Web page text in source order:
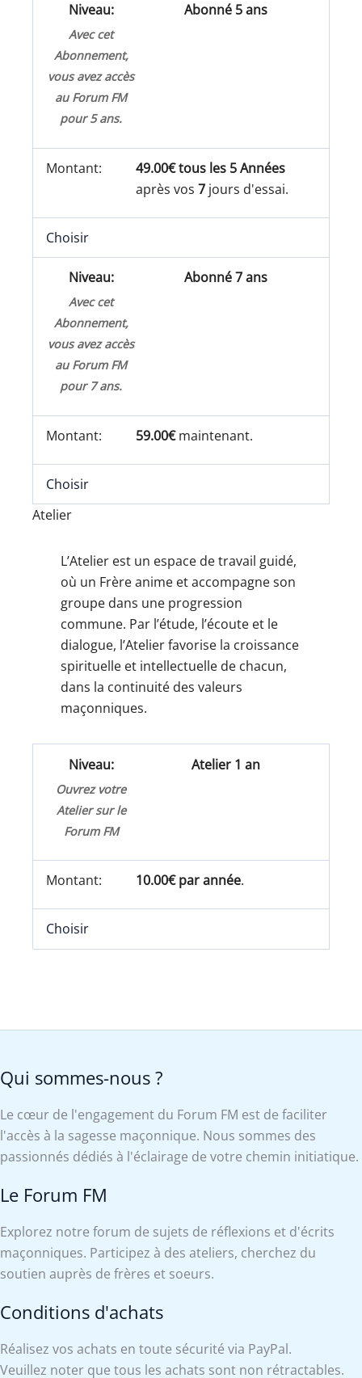
Abonné 5 ans
Avec cet
Abonnement,
vous avez accès
au Forum FM
pour 5 ans.
49.00€ tous les 5 Années
après vos7 jours d'essai.
Choisir
Abonné 7 ans
Avec cet
Abonnement,
vous avez accès
au Forum FM
pour 7 ans.
59.00€maintenant.
Choisir
Atelier
L’Atelier est un espace de travail guidé,
où un Frère anime et accompagne son
groupe dans une progression
commune. Par l’étude, l’écoute et le
dialogue, l’Atelier favorise la croissance
spirituelle et intellectuelle de chacun,
dans la continuité des valeurs
maçonniques.
Atelier 1 an
Ouvrez votre
Atelier sur le
Forum FM
10.00€ par année.
Choisir
Qui sommes-nous ?
Le cœur de l'engagement du Forum FM est de faciliter
l'accès à la sagesse maçonnique. Nous sommes des
passionnés dédiés à l'éclairage de votre chemin initiatique.
Le Forum FM
Explorez notre forum de sujets de réflexions et d'écrits
maçonniques. Participez à des ateliers, cherchez du
soutien auprès de frères et soeurs.
Conditions d'achats
Réalisez vos achats en toute sécurité via PayPal.
Veuillez noter que tous les achats sont non rétractables.